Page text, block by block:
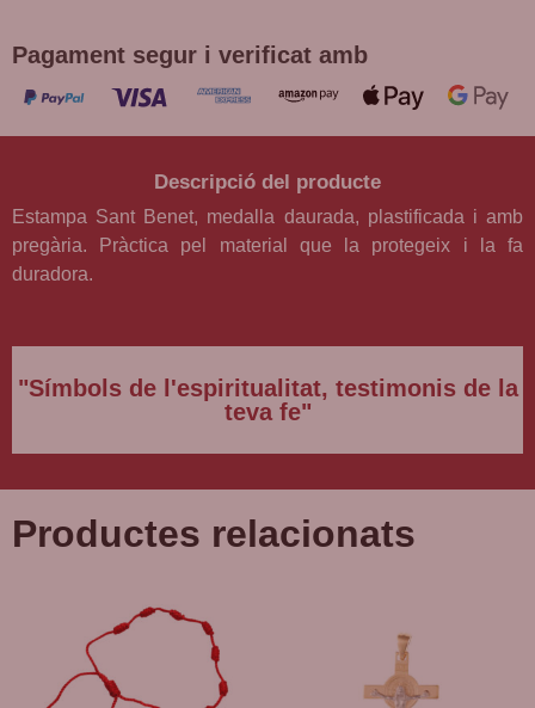
Pagament segur i verificat amb
Descripció del producte
Estampa Sant Benet, medalla daurada, plastificada i amb
pregària. Pràctica pel material que la protegeix i la fa
duradora.
"Símbols de l'espiritualitat, testimonis de la
teva fe"
Productes relacionats